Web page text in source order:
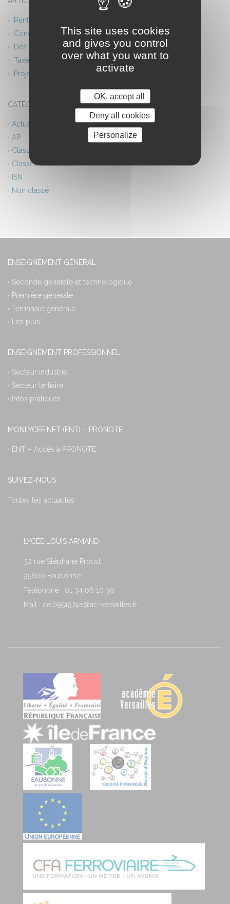
Rentrée scolaire 2026 Planning
Congés d’été – Fermeture du lycée
Des ponts entre l’Europe et l’Afrique
Taxe d’apprentissage 2026
Projet théâtre
CATÉGORIES
Actualités
AP
Classes européennes
Classes innovantes
ISN
Non classé
ENSEIGNEMENT GÉNÉRAL
Seconde générale et technologique
Première générale
Terminale générale
Les plus
ENSEIGNEMENT PROFESSIONNEL
Secteur industriel
Secteur tertiaire
Infos pratiques
MONLYCEE.NET (ENT) – PRONOTE
ENT – Accès à PRONOTE
SUIVEZ-NOUS
Toutes les actualités
LYCÉE LOUIS ARMAND
32 rue Stéphane Proust
95600 Eaubonne
Téléphone : 01 34 06 10 30
Mail : ce.0951974e@ac-versailles.fr
This site uses cookies
and gives you control
over what you want to
activate
OK, accept all
Deny all cookies
Personalize